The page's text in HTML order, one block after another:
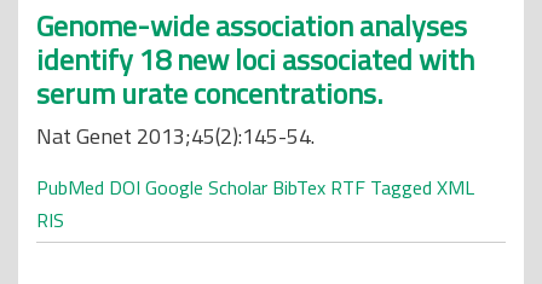
Genome-wide association analyses
identify 18 new loci associated with
serum urate concentrations.
Nat Genet 2013;45(2):145-54.
PubMed DOI Google Scholar BibTex RTF Tagged XML
RIS